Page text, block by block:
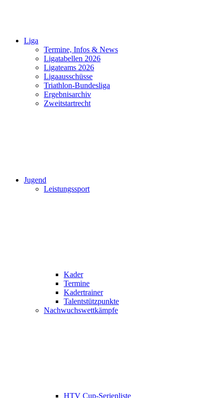
Liga
Termine, Infos & News
Ligatabellen 2026
Ligateams 2026
Ligaausschüsse
Triathlon-Bundesliga
Ergebnisarchiv
Zweitstartrecht
Jugend
Leistungssport
Kader
Termine
Kadertrainer
Talentstützpunkte
Nachwuchswettkämpfe
HTV Cup-Serienliste